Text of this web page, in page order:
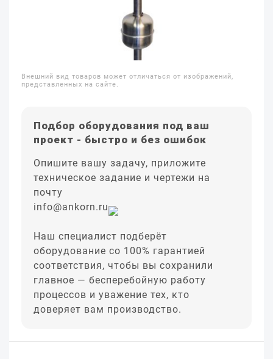
Внешний вид товаров может отличаться от изображений,
представленных на сайте.
Подбор оборудования под ваш
проект - быстро и без ошибок
Опишите вашу задачу, приложите
техническое задание и чертежи на
почту
info@ankorn.ru
Наш специалист подберёт
оборудование со 100% гарантией
соответствия, чтобы вы сохранили
главное — бесперебойную работу
процессов и уважение тех, кто
доверяет вам производство.